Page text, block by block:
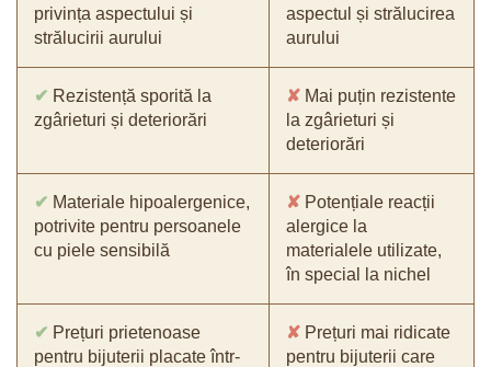
privința aspectului și
strălucirii aurului
aspectul și strălucirea
aurului
✔ Rezistență sporită la
zgârieturi și deteriorări
✘ Mai puțin rezistente
la zgârieturi și
deteriorări
✔ Materiale hipoalergenice,
potrivite pentru persoanele
cu piele sensibilă
✘ Potențiale reacții
alergice la
materialele utilizate,
în special la nichel
✔ Prețuri prietenoase
pentru bijuterii placate într-
✘ Prețuri mai ridicate
pentru bijuterii care